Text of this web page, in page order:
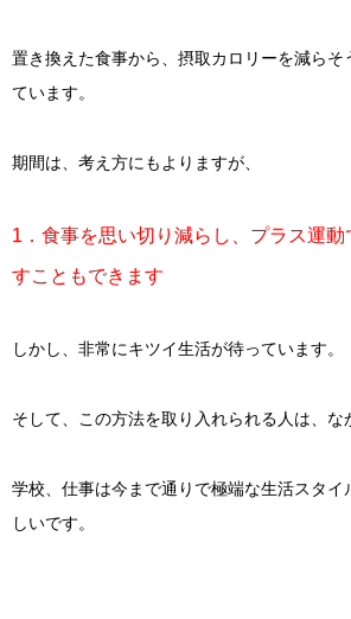
置き換えた食事から、摂取カロリーを減らそ
ています。
期間は、考え方にもよりますが、
1．食事を思い切り減らし、プラス運動
すこともできます
しかし、非常にキツイ生活が待っています。
そして、この方法を取り入れられる人は、な
学校、仕事は今まで通りで極端な生活スタイ
しいです。